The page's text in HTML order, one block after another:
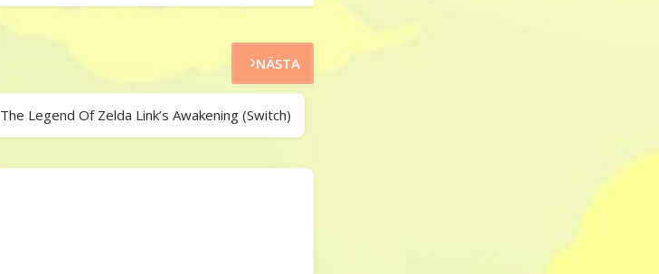
NÄSTA
The Legend Of Zelda Link’s Awakening (Switch)